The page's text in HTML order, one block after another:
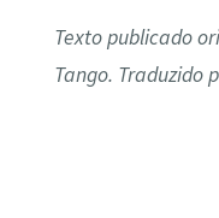
Texto publicado
Tango. Traduzido